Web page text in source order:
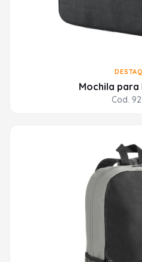
Mochila
Cod.